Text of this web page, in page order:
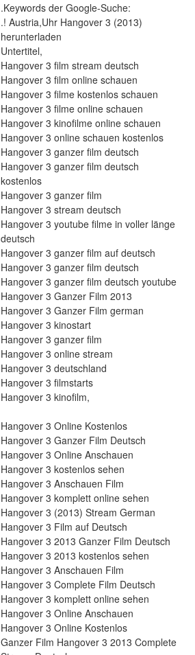
.Keywords der Google-Suche:
.! Austria,Uhr Hangover 3 (2013)
herunterladen
Untertitel,
Hangover 3 film stream deutsch
Hangover 3 film online schauen
Hangover 3 filme kostenlos schauen
Hangover 3 filme online schauen
Hangover 3 kinofilme online schauen
Hangover 3 online schauen kostenlos
Hangover 3 ganzer film deutsch
Hangover 3 ganzer film deutsch
kostenlos
Hangover 3 ganzer film
Hangover 3 stream deutsch
Hangover 3 youtube filme in voller länge
deutsch
Hangover 3 ganzer film auf deutsch
Hangover 3 ganzer film deutsch
Hangover 3 ganzer film deutsch youtube
Hangover 3 Ganzer Film 2013
Hangover 3 Ganzer Film german
Hangover 3 kinostart
Hangover 3 ganzer film
Hangover 3 online stream
Hangover 3 deutschland
Hangover 3 filmstarts
Hangover 3 kinofilm,
Hangover 3 Online Kostenlos
Hangover 3 Ganzer Film Deutsch
Hangover 3 Online Anschauen
Hangover 3 kostenlos sehen
Hangover 3 Anschauen Film
Hangover 3 komplett online sehen
Hangover 3 (2013) Stream German
Hangover 3 Film auf Deutsch
Hangover 3 2013 Ganzer Film Deutsch
Hangover 3 2013 kostenlos sehen
Hangover 3 Anschauen Film
Hangover 3 Complete Film Deutsch
Hangover 3 komplett online sehen
Hangover 3 Online Anschauen
Hangover 3 Online Kostenlos
Ganzer Film Hangover 3 2013 Complete